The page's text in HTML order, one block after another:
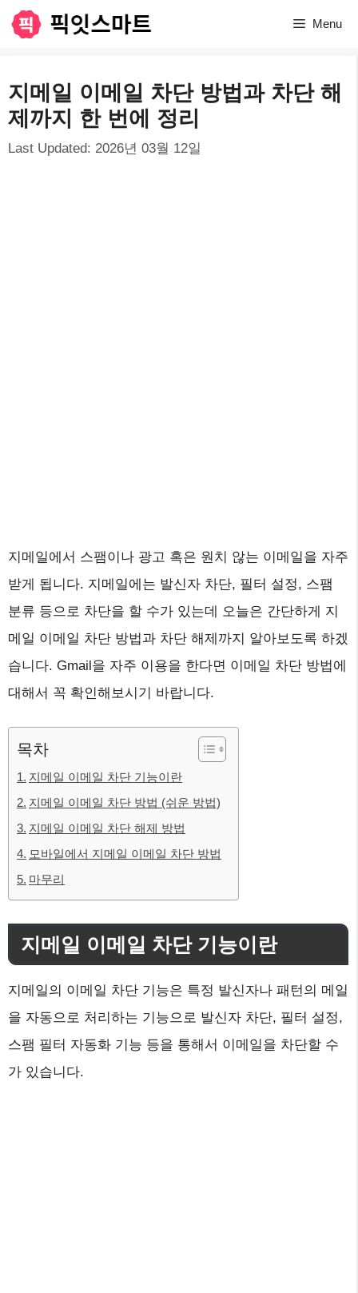
로
건
너
Menu
지메일 이메일 차단 방법과 차단 해
제까지 한 번에 정리
Last Updated: 2026년 03월 12일
지메일에서 스팸이나 광고 혹은 원치 않는 이메일을 자주
받게 됩니다. 지메일에는 발신자 차단, 필터 설정, 스팸
분류 등으로 차단을 할 수가 있는데 오늘은 간단하게 지
메일 이메일 차단 방법과 차단 해제까지 알아보도록 하겠
습니다. Gmail을 자주 이용을 한다면 이메일 차단 방법에
대해서 꼭 확인해보시기 바랍니다.
목차
지메일 이메일 차단 기능이란
지메일 이메일 차단 방법 (쉬운 방법)
지메일 이메일 차단 해제 방법
모바일에서 지메일 이메일 차단 방법
마무리
지메일 이메일 차단 기능이란
지메일의 이메일 차단 기능은 특정 발신자나 패턴의 메일
을 자동으로 처리하는 기능으로 발신자 차단, 필터 설정,
스팸 필터 자동화 기능 등을 통해서 이메일을 차단할 수
가 있습니다.